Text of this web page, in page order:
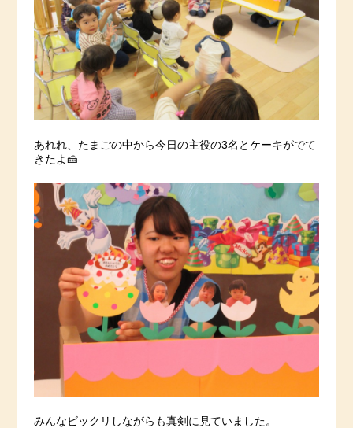
あれれ、たまごの中から今日の主役の3名とケーキがでて
きたよ🍰
みんなビックリしながらも真剣に見ていました。